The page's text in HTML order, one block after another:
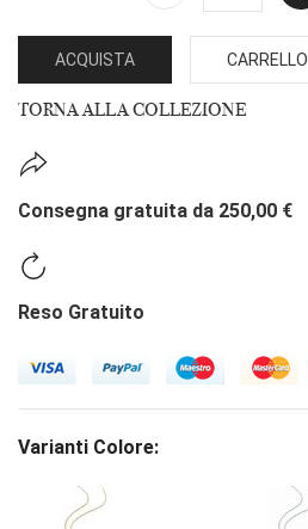
ACQUISTA CARRELLO
TORNA ALLA COLLEZIONE
Consegna gratuita da 250,00 €
Reso Gratuito
Varianti Colore: